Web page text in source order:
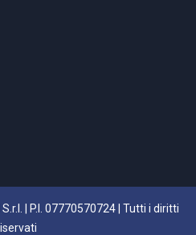
| P.I. 07770570724 | Tutti i diritti